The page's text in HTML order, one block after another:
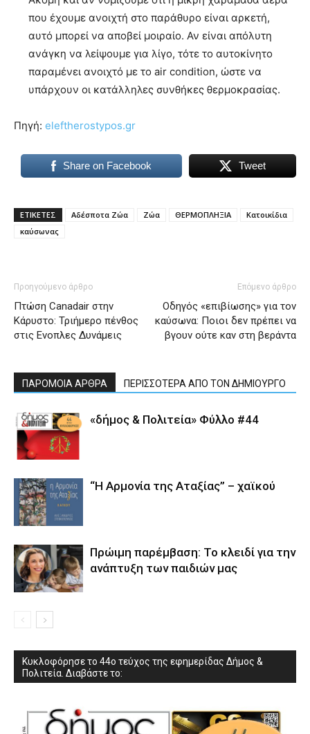
που έχουμε ανοιχτή στο παράθυρο είναι αρκετή,
αυτό μπορεί να αποβεί μοιραίο. Αν είναι απόλυτη
ανάγκη να λείψουμε για λίγο, τότε το αυτοκίνητο
παραμένει ανοιχτό με το air condition, ώστε να
υπάρχουν οι κατάλληλες συνθήκες θερμοκρασίας.
Πηγή: eleftherostypos.gr
Share on Facebook Tweet
ΕΤΙΚΕΤΕΣ Αδέσποτα Ζώα Ζώα ΘΕΡΜΟΠΛΗΞΙΑ
Κατοικίδια
καύσωνας
Προηγούμενο άρθρο
Πτώση Canadair στην
Κάρυστο: Τριήμερο πένθος
στις Eνοπλες Δυνάμεις
Επόμενο άρθρο
Οδηγός «επιβίωσης» για τον
καύσωνα: Ποιοι δεν πρέπει να
βγουν ούτε καν στη βεράντα
ΠΑΡΟΜΟΙΑ ΑΡΘΡΑ ΠΕΡΙΣΣΟΤΕΡΑ ΑΠΟ ΤΟΝ ΔΗΜΙΟΥΡΓΟ
«δήμος & Πολιτεία» Φύλλο #44
“Η Αρμονία της Αταξίας” – χαϊκού
Πρώιμη παρέμβαση: Το κλειδί για την
ανάπτυξη των παιδιών µας
Κυκλοφόρησε το 44ο τεύχος της εφημερίδας Δήμος &
Πολιτεία. Διαβάστε το: